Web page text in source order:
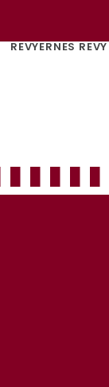
REVYERNES REVY